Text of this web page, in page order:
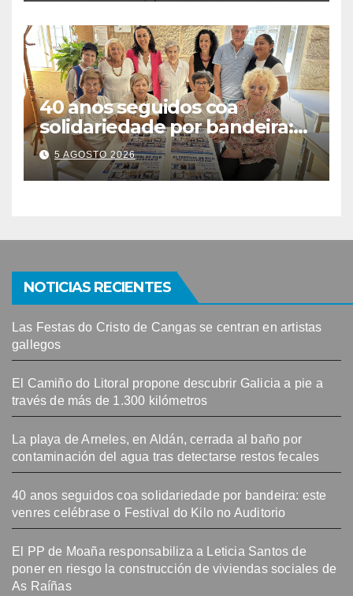
40 anos seguidos coa
solidariedade por bandeira:
este venres celébrase o
Festival do Kilo no Auditorio
5 AGOSTO 2026
NOTICIAS RECIENTES
Las Festas do Cristo de Cangas se centran en artistas
gallegos
El Camiño do Litoral propone descubrir Galicia a pie a
través de más de 1.300 kilómetros
La playa de Arneles, en Aldán, cerrada al baño por
contaminación del agua tras detectarse restos fecales
40 anos seguidos coa solidariedade por bandeira: este
venres celébrase o Festival do Kilo no Auditorio
El PP de Moaña responsabiliza a Leticia Santos de
poner en riesgo la construcción de viviendas sociales de
As Raíñas